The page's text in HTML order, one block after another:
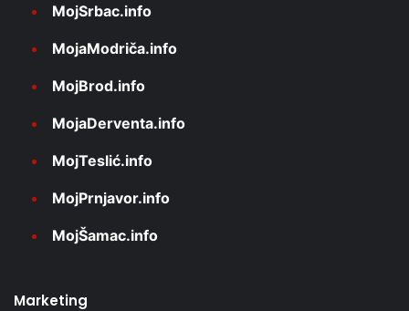
MojSrbac.info
MojaModriča.info
MojBrod.info
MojaDerventa.info
MojTeslić.info
MojPrnjavor.info
MojŠamac.info
Marketing